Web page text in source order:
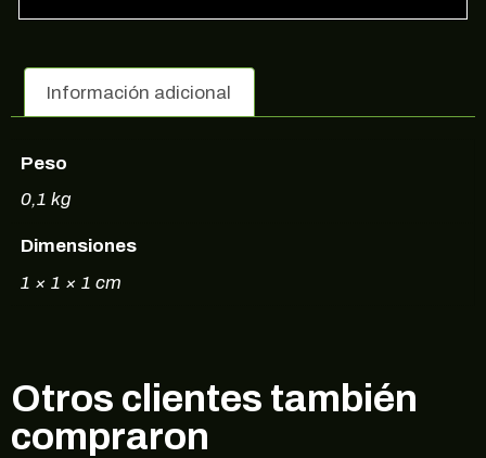
Información adicional
Peso
0,1 kg
Dimensiones
1 × 1 × 1 cm
Otros clientes también
compraron